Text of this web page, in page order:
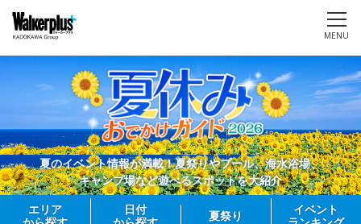
MENU
夏のイベント情報が満載！夏祭りやプール、海水浴場、
キャンプ場など遊べるスポットを大紹介
エリア
日付
夏祭り
イベント